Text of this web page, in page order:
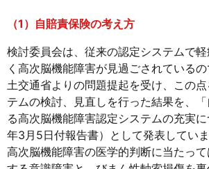
（1）自賠責保険の考え方
検討委員会は、従来の認定システムで
く高次脳機能障害が見過ごされている
土交通省よりの問題提起を受け、この
テムの検討、見直しを行った結果を、
る高次脳機能障害認定システムの充実
年3月5日付報告書）として発表していま
高次脳機能障害の医学的判断に当たっ